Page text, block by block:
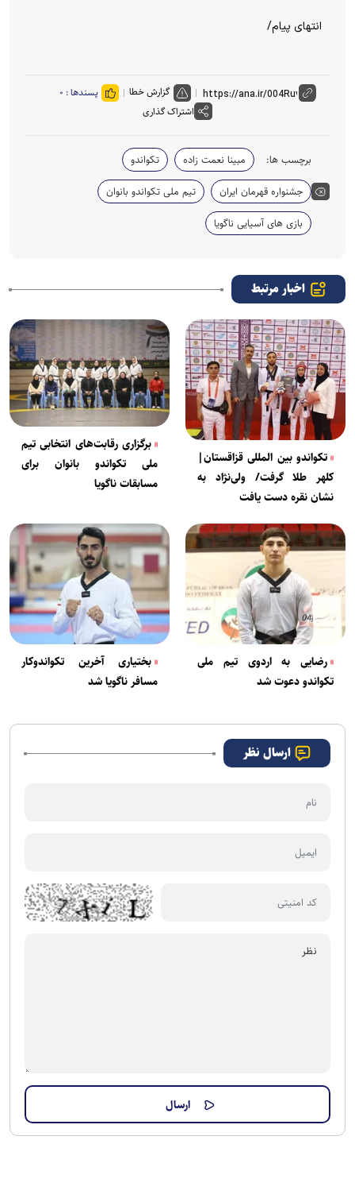
انتهای پیام/
گزارش خطا پسندها : ۰
اشتراک گذاری
برچسب ها: مبینا نعمت زاده
تکواندو
جشنواره قهرمان ایران
تیم ملی تکواندو بانوان
بازی های آسیایی ناگویا
اخبار مرتبط
تکواندو بین المللی قزاقستان|
کلهر طلا گرفت/ ولی‌نژاد به
نشان نقره دست یافت
برگزاری رقابت‌های انتخابی تیم
ملی تکواندو بانوان برای
مسابقات ناگویا
رضایی به اردوی تیم ملی
تکواندو دعوت شد
بختیاری آخرین تکواندوکار
مسافر ناگویا شد
ارسال نظر